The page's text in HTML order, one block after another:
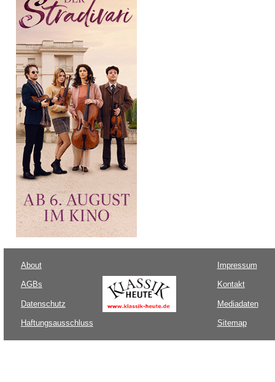
About
AGBs
Datenschutz
Haftungsausschluss
Impressum
Kontakt
Mediadaten
Sitemap